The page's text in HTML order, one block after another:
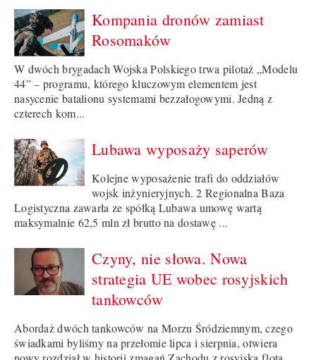
Kompania dronów zamiast
Rosomaków
W dwóch brygadach Wojska Polskiego trwa pilotaż „Modelu
44” – programu, którego kluczowym elementem jest
nasycenie batalionu systemami bezzałogowymi. Jedną z
czterech kom...
Lubawa wyposaży saperów
Kolejne wyposażenie trafi do oddziałów
wojsk inżynieryjnych. 2 Regionalna Baza
Logistyczna zawarła ze spółką Lubawa umowę wartą
maksymalnie 62,5 mln zł brutto na dostawę ...
Czyny, nie słowa. Nowa
strategia UE wobec rosyjskich
tankowców
Abordaż dwóch tankowców na Morzu Śródziemnym, czego
świadkami byliśmy na przełomie lipca i sierpnia, otwiera